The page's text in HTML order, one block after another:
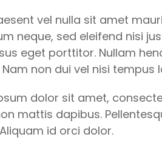
vel nulla sit amet
neque, sed eleifend nisi
eget porttitor. Nullam
non dui vel nisi tempus
dolor sit amet,
mattis dapibus.
id orci dolor.